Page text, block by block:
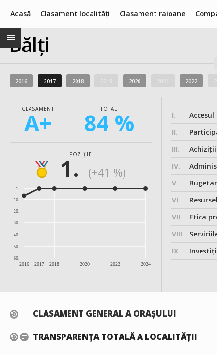
Acasă Clasament localități Clasament raioane
Bălți
2016 2017 2018 2020 2022
CLASAMENT
A+ TOTAL
84 %
POZIȚIE
1. (+41 %)
2016 2017 2018 2020 2022 2024
1.
10.
20.
30.
40.
50.
60.
I.
II.
III.
IV.
V.
VI.
VII.
Etica
VIII.
IX.
Investițiile,
CLASAMENT GENERAL A ORAȘULUI
TRANSPARENȚA TOTALĂ A LOCALITĂȚII